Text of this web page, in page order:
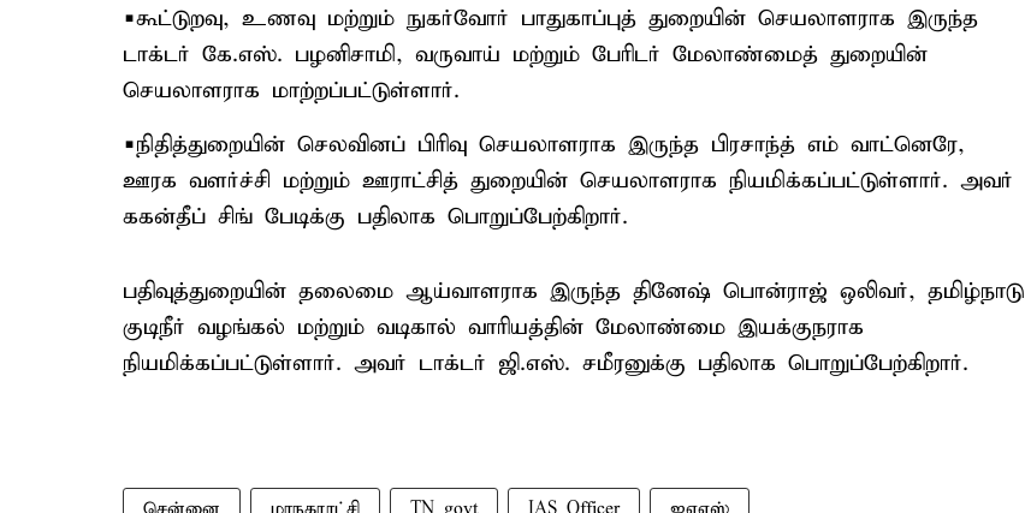
▪️கூட்டுறவு, உணவு மற்றும் நுகர்வோர் பாதுகாப்புத் துறையின் செயலாளராக இருந்த
டாக்டர் கே.எஸ். பழனிசாமி, வருவாய் மற்றும் பேரிடர் மேலாண்மைத் துறையின்
செயலாளராக மாற்றப்பட்டுள்ளார்.
▪️நிதித்துறையின் செலவினப் பிரிவு செயலாளராக இருந்த பிரசாந்த் எம் வாட்னெரே,
ஊரக வளர்ச்சி மற்றும் ஊராட்சித் துறையின் செயலாளராக நியமிக்கப்பட்டுள்ளார். அவர்
ககன்தீப் சிங் பேடிக்கு பதிலாக பொறுப்பேற்கிறார்.
பதிவுத்துறையின் தலைமை ஆய்வாளராக இருந்த தினேஷ் பொன்ராஜ் ஒலிவர், தமிழ்நாடு
குடிநீர் வழங்கல் மற்றும் வடிகால் வாரியத்தின் மேலாண்மை இயக்குநராக
நியமிக்கப்பட்டுள்ளார். அவர் டாக்டர் ஜி.எஸ். சமீரனுக்கு பதிலாக பொறுப்பேற்கிறார்.